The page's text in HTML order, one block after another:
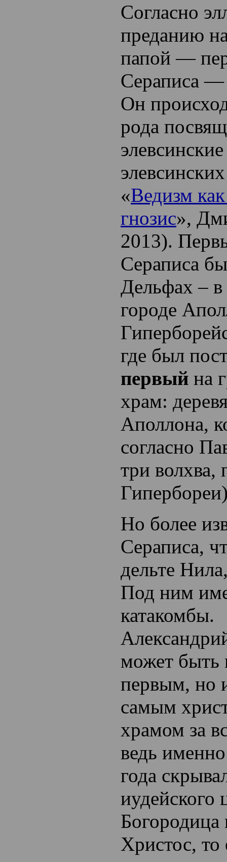
Согласно
преданию
папой —
Сераписа
Он
рода
«Ведизм
гнозис»,
2013).
Сераписа
Дельфах –
городе
где был
первый на
храм:
Аполлона,
согласно
три
Но более
Сераписа,
дельте
Под ним
катакомбы.
может быть
первым, но
самым
храмом за
ведь
года
иудейского
Христос, то